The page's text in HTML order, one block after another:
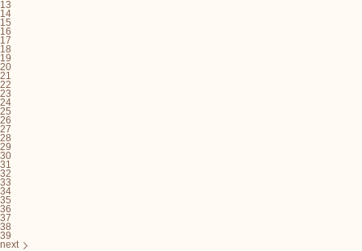
13
14
15
16
17
18
19
20
21
22
23
24
25
26
27
28
29
30
31
32
33
34
35
36
37
38
39
next